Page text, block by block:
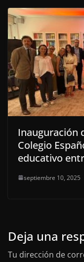
Inauguración
Colegio
educativo
septiembre 10, 2025
Deja una
Tu dirección de